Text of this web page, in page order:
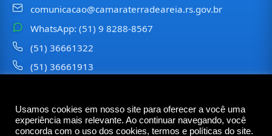
comunicacao@camaraterradeareia.rs.gov.br
WhatsApp: (51) 9 8288-8567
(51) 36661322
(51) 36661913
©2026Câmara Municipal deTerra de Areia— Todos os
direitos reservados
Usamos cookies em nosso site para oferecer a você uma
experiência mais relevante. Ao continuar navegando, você
concorda com o uso dos cookies, termos e políticas do site.